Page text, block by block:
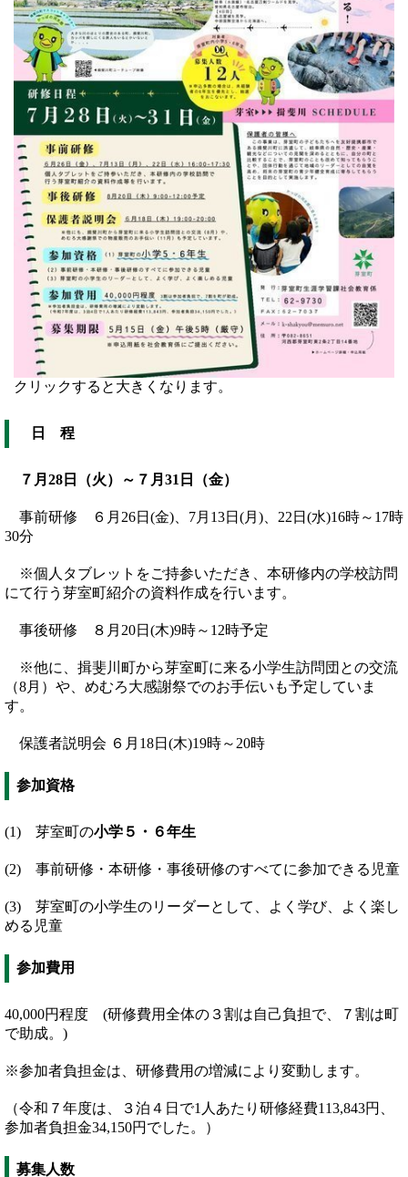
クリックすると大きくなります。
日 程
７月28日（火）～７月31日（金）
事前研修 ６月26日(金)、7月13日(月)、22日(水)16時～17時
30分
※個人タブレットをご持参いただき、本研修内の学校訪問
にて行う芽室町紹介の資料作成を行います。
事後研修 ８月20日(木)9時～12時予定
※他に、揖斐川町から芽室町に来る小学生訪問団との交流
（8月）や、めむろ大感謝祭でのお手伝いも予定していま
す。
保護者説明会 ６月18日(木)19時～20時
参加資格
(1) 芽室町の小学５・６年生
(2) 事前研修・本研修・事後研修のすべてに参加できる児童
(3) 芽室町の小学生のリーダーとして、よく学び、よく楽し
める児童
参加費用
40,000円程度 (研修費用全体の３割は自己負担で、７割は町
で助成。)
※参加者負担金は、研修費用の増減により変動します。
（令和７年度は、３泊４日で1人あたり研修経費113,843円、
参加者負担金34,150円でした。）
募集人数